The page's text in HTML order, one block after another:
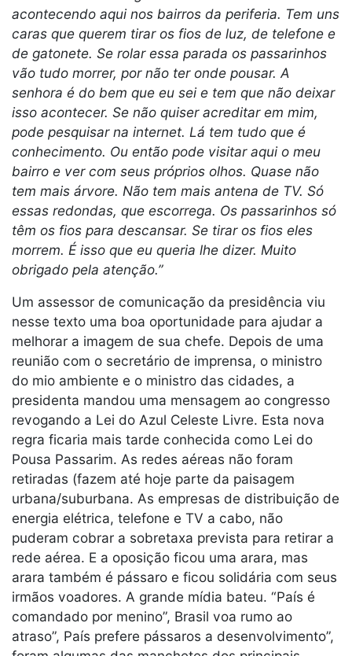
acontecendo aqui nos bairros da periferia. Tem uns
caras que querem tirar os fios de luz, de telefone e
de gatonete. Se rolar essa parada os passarinhos
vão tudo morrer, por não ter onde pousar. A
senhora é do bem que eu sei e tem que não deixar
isso acontecer. Se não quiser acreditar em mim,
pode pesquisar na internet. Lá tem tudo que é
conhecimento. Ou então pode visitar aqui o meu
bairro e ver com seus próprios olhos. Quase não
tem mais árvore. Não tem mais antena de TV. Só
essas redondas, que escorrega. Os passarinhos só
têm os fios para descansar. Se tirar os fios eles
morrem. É isso que eu queria lhe dizer. Muito
obrigado pela atenção.”
Um assessor de comunicação da presidência viu
nesse texto uma boa oportunidade para ajudar a
melhorar a imagem de sua chefe. Depois de uma
reunião com o secretário de imprensa, o ministro
do mio ambiente e o ministro das cidades, a
presidenta mandou uma mensagem ao congresso
revogando a Lei do Azul Celeste Livre. Esta nova
regra ficaria mais tarde conhecida como Lei do
Pousa Passarim. As redes aéreas não foram
retiradas (fazem até hoje parte da paisagem
urbana/suburbana. As empresas de distribuição de
energia elétrica, telefone e TV a cabo, não
puderam cobrar a sobretaxa prevista para retirar a
rede aérea. E a oposição ficou uma arara, mas
arara também é pássaro e ficou solidária com seus
irmãos voadores. A grande mídia bateu. “País é
comandado por menino”, Brasil voa rumo ao
atraso”, País prefere pássaros a desenvolvimento”,